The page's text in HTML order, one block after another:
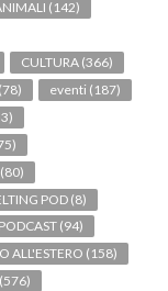
(142)
CULTURA (366)
(78) eventi (187)
(80)
POD(8)
PODCAST (94)
ALL'ESTERO (158)
(576)